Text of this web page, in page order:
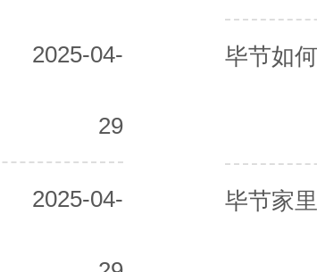
2025-04-
29
毕节如
2025-04- 毕节家